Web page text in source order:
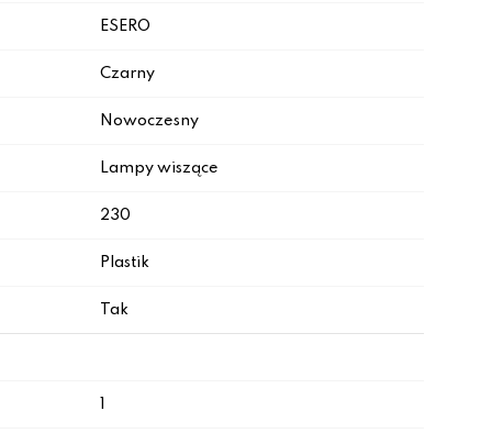
ESERO
Czarny
Nowoczesny
Lampy wiszące
230
Plastik
Tak